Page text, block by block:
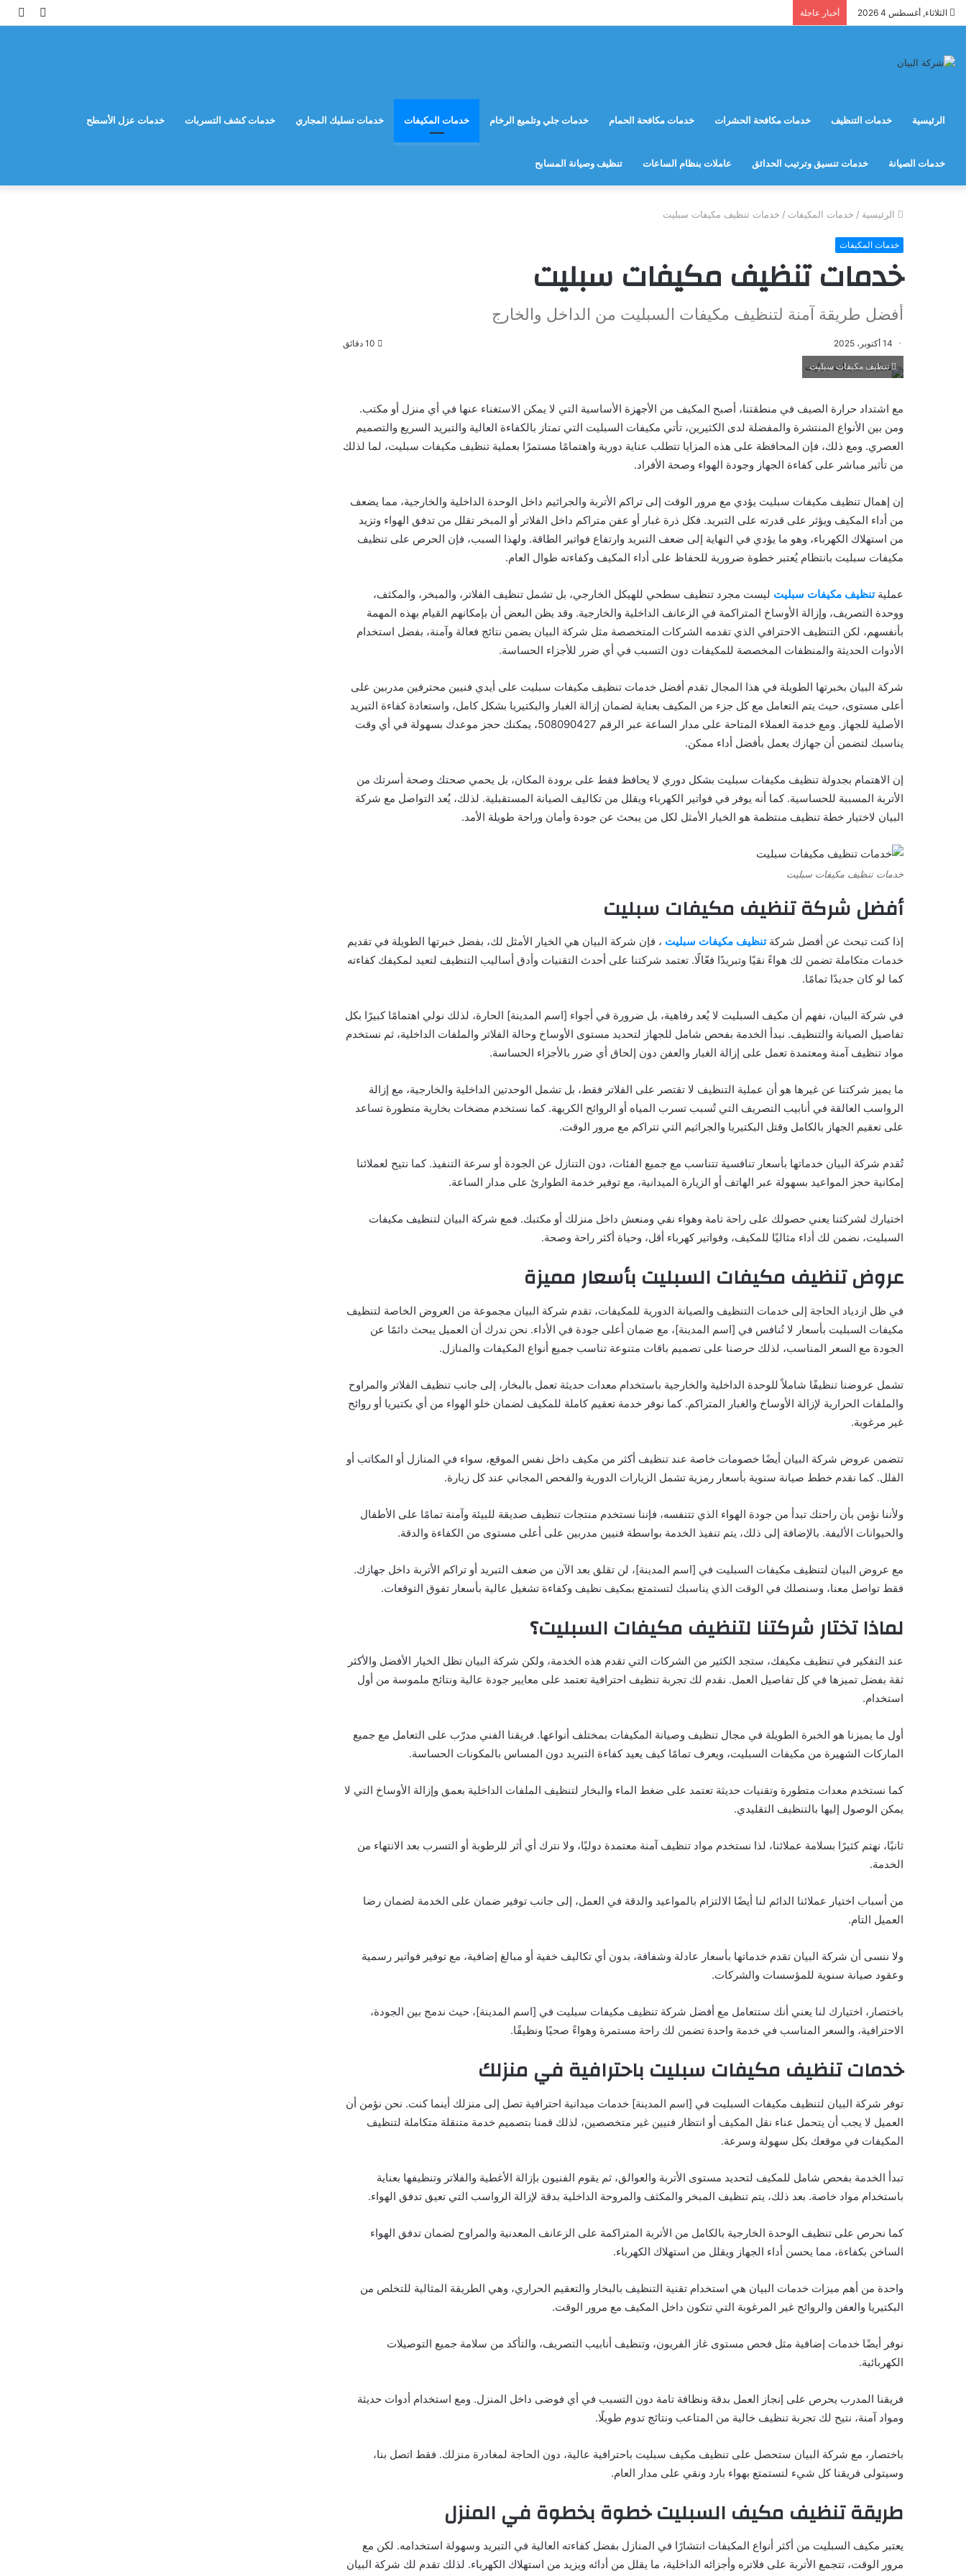
الثلاثاء, أغسطس 4 2026 أخبار عاجلة
مقال
الرئيسية خدمات التنظيف خدمات مكافحة الحشرات خدمات مكافحة الحمام خدمات جلي وتلميع الرخام خدمات المكيفات خدمات تسليك المجاري خدمات كشف التسربات خدمات عزل الأسطح
خدمات الصيانة خدمات تنسيق وترتيب الحدائق عاملات بنظام الساعات تنظيف وصيانة المسابح
الرئيسية / خدمات المكيفات / خدمات تنظيف مكيفات سبليت
خدمات المكيفات
خدمات تنظيف مكيفات سبليت
أفضل طريقة آمنة لتنظيف مكيفات السبليت من الداخل والخارج
14 أكتوبر، 2025
تنظيف مكيفات سبليت
مع اشتداد حرارة الصيف في منطقتنا، أصبح المكيف من الأجهزة الأساسية التي لا يمكن الاستغناء عنها في أي منزل أو مكتب.
ومن بين الأنواع المنتشرة والمفضلة لدى الكثيرين، تأتي مكيفات السبليت التي تمتاز بالكفاءة العالية والتبريد السريع والتصميم
العصري. ومع ذلك، فإن المحافظة على هذه المزايا تتطلب عناية دورية واهتمامًا مستمرًا بعملية تنظيف مكيفات سبليت، لما لذلك
من تأثير مباشر على كفاءة الجهاز وجودة الهواء وصحة الأفراد.
إن إهمال تنظيف مكيفات سبليت يؤدي مع مرور الوقت إلى تراكم الأتربة والجراثيم داخل الوحدة الداخلية والخارجية، مما يضعف
من أداء المكيف ويؤثر على قدرته على التبريد. فكل ذرة غبار أو عفن متراكم داخل الفلاتر أو المبخر تقلل من تدفق الهواء وتزيد
من استهلاك الكهرباء، وهو ما يؤدي في النهاية إلى ضعف التبريد وارتفاع فواتير الطاقة. ولهذا السبب، فإن الحرص على تنظيف
مكيفات سبليت بانتظام يُعتبر خطوة ضرورية للحفاظ على أداء المكيف وكفاءته طوال العام.
عمليةتنظيف مكيفات سبليت ليست مجرد تنظيف سطحي للهيكل الخارجي، بل تشمل تنظيف الفلاتر، والمبخر، والمكثف،
ووحدة التصريف، وإزالة الأوساخ المتراكمة في الزعانف الداخلية والخارجية. وقد يظن البعض أن بإمكانهم القيام بهذه المهمة
بأنفسهم، لكن التنظيف الاحترافي الذي تقدمه الشركات المتخصصة مثل شركة البيان يضمن نتائج فعالة وآمنة، بفضل استخدام
الأدوات الحديثة والمنظفات المخصصة للمكيفات دون التسبب في أي ضرر للأجزاء الحساسة.
شركة البيان بخبرتها الطويلة في هذا المجال تقدم أفضل خدمات تنظيف مكيفات سبليت على أيدي فنيين محترفين مدربين على
أعلى مستوى، حيث يتم التعامل مع كل جزء من المكيف بعناية لضمان إزالة الغبار والبكتيريا بشكل كامل، واستعادة كفاءة التبريد
الأصلية للجهاز. ومع خدمة العملاء المتاحة على مدار الساعة عبر الرقم 508090427، يمكنك حجز موعدك بسهولة في أي وقت
يناسبك لتضمن أن جهازك يعمل بأفضل أداء ممكن.
إن الاهتمام بجدولة تنظيف مكيفات سبليت بشكل دوري لا يحافظ فقط على برودة المكان، بل يحمي صحتك وصحة أسرتك من
الأتربة المسببة للحساسية. كما أنه يوفر في فواتير الكهرباء ويقلل من تكاليف الصيانة المستقبلية. لذلك، يُعد التواصل مع شركة
البيان لاختيار خطة تنظيف منتظمة هو الخيار الأمثل لكل من يبحث عن جودة وأمان وراحة طويلة الأمد.
خدمات تنظيف مكيفات سبليت
أفضل شركة تنظيف مكيفات سبليت
إذا كنت تبحث عن أفضل شركةتنظيف مكيفات سبليت ، فإن شركة البيان هي الخيار الأمثل لك، بفضل خبرتها الطويلة في تقديم
خدمات متكاملة تضمن لك هواءً نقيًا وتبريدًا فعّالًا. تعتمد شركتنا على أحدث التقنيات وأدق أساليب التنظيف لتعيد لمكيفك كفاءته
كما لو كان جديدًا تمامًا.
في شركة البيان، نفهم أن مكيف السبليت لا يُعد رفاهية، بل ضرورة في أجواء [اسم المدينة] الحارة، لذلك نولي اهتمامًا كبيرًا بكل
تفاصيل الصيانة والتنظيف. نبدأ الخدمة بفحص شامل للجهاز لتحديد مستوى الأوساخ وحالة الفلاتر والملفات الداخلية، ثم نستخدم
مواد تنظيف آمنة ومعتمدة تعمل على إزالة الغبار والعفن دون إلحاق أي ضرر بالأجزاء الحساسة.
ما يميز شركتنا عن غيرها هو أن عملية التنظيف لا تقتصر على الفلاتر فقط، بل تشمل الوحدتين الداخلية والخارجية، مع إزالة
الرواسب العالقة في أنابيب التصريف التي تُسبب تسرب المياه أو الروائح الكريهة. كما نستخدم مضخات بخارية متطورة تساعد
على تعقيم الجهاز بالكامل وقتل البكتيريا والجراثيم التي تتراكم مع مرور الوقت.
تُقدم شركة البيان خدماتها بأسعار تنافسية تتناسب مع جميع الفئات، دون التنازل عن الجودة أو سرعة التنفيذ. كما نتيح لعملائنا
إمكانية حجز المواعيد بسهولة عبر الهاتف أو الزيارة الميدانية، مع توفير خدمة الطوارئ على مدار الساعة.
اختيارك لشركتنا يعني حصولك على راحة تامة وهواء نقي ومنعش داخل منزلك أو مكتبك. فمع شركة البيان لتنظيف مكيفات
السبليت، نضمن لك أداء مثاليًا للمكيف، وفواتير كهرباء أقل، وحياة أكثر راحة وصحة.
عروض تنظيف مكيفات السبليت بأسعار مميزة
في ظل ازدياد الحاجة إلى خدمات التنظيف والصيانة الدورية للمكيفات، تقدم شركة البيان مجموعة من العروض الخاصة لتنظيف
مكيفات السبليت بأسعار لا تُنافس في [اسم المدينة]، مع ضمان أعلى جودة في الأداء. نحن ندرك أن العميل يبحث دائمًا عن
الجودة مع السعر المناسب، لذلك حرصنا على تصميم باقات متنوعة تناسب جميع أنواع المكيفات والمنازل.
تشمل عروضنا تنظيفًا شاملاً للوحدة الداخلية والخارجية باستخدام معدات حديثة تعمل بالبخار، إلى جانب تنظيف الفلاتر والمراوح
والملفات الحرارية لإزالة الأوساخ والغبار المتراكم. كما نوفر خدمة تعقيم كاملة للمكيف لضمان خلو الهواء من أي بكتيريا أو روائح
غير مرغوبة.
تتضمن عروض شركة البيان أيضًا خصومات خاصة عند تنظيف أكثر من مكيف داخل نفس الموقع، سواء في المنازل أو المكاتب أو
الفلل. كما نقدم خطط صيانة سنوية بأسعار رمزية تشمل الزيارات الدورية والفحص المجاني عند كل زيارة.
ولأننا نؤمن بأن راحتك تبدأ من جودة الهواء الذي تتنفسه، فإننا نستخدم منتجات تنظيف صديقة للبيئة وآمنة تمامًا على الأطفال
والحيوانات الأليفة. بالإضافة إلى ذلك، يتم تنفيذ الخدمة بواسطة فنيين مدربين على أعلى مستوى من الكفاءة والدقة.
مع عروض البيان لتنظيف مكيفات السبليت في [اسم المدينة]، لن تقلق بعد الآن من ضعف التبريد أو تراكم الأتربة داخل جهازك.
فقط تواصل معنا، وسنصلك في الوقت الذي يناسبك لتستمتع بمكيف نظيف وكفاءة تشغيل عالية بأسعار تفوق التوقعات.
لماذا تختار شركتنا لتنظيف مكيفات السبليت؟
عند التفكير في تنظيف مكيفك، ستجد الكثير من الشركات التي تقدم هذه الخدمة، ولكن شركة البيان تظل الخيار الأفضل والأكثر
ثقة بفضل تميزها في كل تفاصيل العمل. نقدم لك تجربة تنظيف احترافية تعتمد على معايير جودة عالية ونتائج ملموسة من أول
استخدام.
أول ما يميزنا هو الخبرة الطويلة في مجال تنظيف وصيانة المكيفات بمختلف أنواعها. فريقنا الفني مدرّب على التعامل مع جميع
الماركات الشهيرة من مكيفات السبليت، ويعرف تمامًا كيف يعيد كفاءة التبريد دون المساس بالمكونات الحساسة.
كما نستخدم معدات متطورة وتقنيات حديثة تعتمد على ضغط الماء والبخار لتنظيف الملفات الداخلية بعمق وإزالة الأوساخ التي لا
يمكن الوصول إليها بالتنظيف التقليدي.
ثانيًا، نهتم كثيرًا بسلامة عملائنا، لذا نستخدم مواد تنظيف آمنة معتمدة دوليًا، ولا نترك أي أثر للرطوبة أو التسرب بعد الانتهاء من
الخدمة.
من أسباب اختيار عملائنا الدائم لنا أيضًا الالتزام بالمواعيد والدقة في العمل، إلى جانب توفير ضمان على الخدمة لضمان رضا
العميل التام.
ولا ننسى أن شركة البيان تقدم خدماتها بأسعار عادلة وشفافة، بدون أي تكاليف خفية أو مبالغ إضافية، مع توفير فواتير رسمية
وعقود صيانة سنوية للمؤسسات والشركات.
باختصار، اختيارك لنا يعني أنك ستتعامل مع أفضل شركة تنظيف مكيفات سبليت في [اسم المدينة]، حيث ندمج بين الجودة،
الاحترافية، والسعر المناسب في خدمة واحدة تضمن لك راحة مستمرة وهواءً صحيًا ونظيفًا.
خدمات تنظيف مكيفات سبليت باحترافية في منزلك
توفر شركة البيان لتنظيف مكيفات السبليت في [اسم المدينة] خدمات ميدانية احترافية تصل إلى منزلك أينما كنت. نحن نؤمن أن
العميل لا يجب أن يتحمل عناء نقل المكيف أو انتظار فنيين غير متخصصين، لذلك قمنا بتصميم خدمة متنقلة متكاملة لتنظيف
المكيفات في موقعك بكل سهولة وسرعة.
تبدأ الخدمة بفحص شامل للمكيف لتحديد مستوى الأتربة والعوالق، ثم يقوم الفنيون بإزالة الأغطية والفلاتر وتنظيفها بعناية
باستخدام مواد خاصة. بعد ذلك، يتم تنظيف المبخر والمكثف والمروحة الداخلية بدقة لإزالة الرواسب التي تعيق تدفق الهواء.
كما نحرص على تنظيف الوحدة الخارجية بالكامل من الأتربة المتراكمة على الزعانف المعدنية والمراوح لضمان تدفق الهواء
الساخن بكفاءة، مما يحسن أداء الجهاز ويقلل من استهلاك الكهرباء.
واحدة من أهم ميزات خدمات البيان هي استخدام تقنية التنظيف بالبخار والتعقيم الحراري، وهي الطريقة المثالية للتخلص من
البكتيريا والعفن والروائح غير المرغوبة التي تتكون داخل المكيف مع مرور الوقت.
نوفر أيضًا خدمات إضافية مثل فحص مستوى غاز الفريون، وتنظيف أنابيب التصريف، والتأكد من سلامة جميع التوصيلات
الكهربائية.
فريقنا المدرب يحرص على إنجاز العمل بدقة ونظافة تامة دون التسبب في أي فوضى داخل المنزل. ومع استخدام أدوات حديثة
ومواد آمنة، نتيح لك تجربة تنظيف خالية من المتاعب ونتائج تدوم طويلًا.
باختصار، مع شركة البيان ستحصل على تنظيف مكيف سبليت باحترافية عالية، دون الحاجة لمغادرة منزلك. فقط اتصل بنا،
وسيتولى فريقنا كل شيء لتستمتع بهواء بارد ونقي على مدار العام.
طريقة تنظيف مكيف السبليت خطوة بخطوة في المنزل
يعتبر مكيف السبليت من أكثر أنواع المكيفات انتشارًا في المنازل بفضل كفاءته العالية في التبريد وسهولة استخدامه. لكن مع
مرور الوقت، تتجمع الأتربة على فلاتره وأجزائه الداخلية، ما يقلل من أدائه ويزيد من استهلاك الكهرباء. لذلك تقدم لك شركة البيان